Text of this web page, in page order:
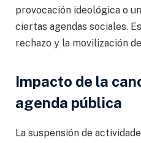
provocación ideológica o
ciertas agendas sociales.
rechazo y la movilización
Impacto de la
agenda pública
La suspensión de